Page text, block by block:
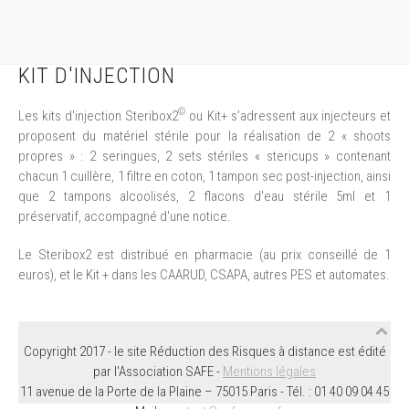
KIT D'INJECTION
Les kits d'injection Steribox2© ou Kit+ s’adressent aux injecteurs et
proposent du matériel stérile pour la réalisation de 2 « shoots
propres » : 2 seringues, 2 sets stériles « stericups » contenant
chacun 1 cuillère, 1 filtre en coton, 1 tampon sec post-injection, ainsi
que 2 tampons alcoolisés, 2 flacons d'eau stérile 5ml et 1
préservatif, accompagné d'une notice.
Le Steribox2 est distribué en pharmacie (au prix conseillé de 1
euros), et le Kit + dans les CAARUD, CSAPA, autres PES et automates.
Copyright 2017 - le site Réduction des Risques à distance est édité
par l'Association SAFE - Mentions légales
11 avenue de la Porte de la Plaine – 75015 Paris - Tél. : 01 40 09 04 45